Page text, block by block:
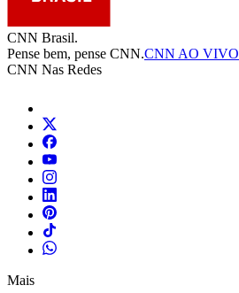
CNN Brasil.
Pense bem, pense CNN.CNN AO VIVO
CNN Nas Redes
Mais